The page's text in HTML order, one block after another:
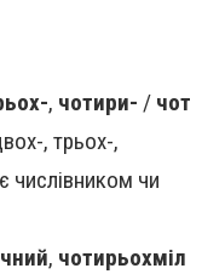
, чотири- / чот
, трьох-,
числівником чи
, чотирьохміл